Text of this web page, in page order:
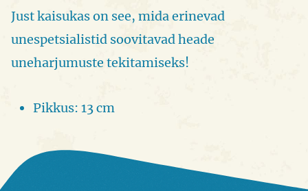
Just kaisukas on see, mida erinevad
unespetsialistid soovitavad heade
uneharjumuste tekitamiseks!
Pikkus: 13 cm